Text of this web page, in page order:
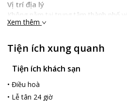
Vị trí địa lý
Không nằm tại trung tâm thành phố
mại, các địa danh du lịch nổi tiếng
cạnh đó, khách sạn rất thuận tiện
khu đô thị cao cấp Phú Mỹ Hưng,
Nhất( cách khoảng 1km) và cách
Hoàng khoảng 7km. Chính vì những
khách sạn rất thu hút khách du lịch
cho kỳ nghỉ của bạn thêm thú vị và
Xem thêm
Tiện ích xung quanh
Tiện ích khách sạn
• Điều hoà
• Lễ tân 24 giờ